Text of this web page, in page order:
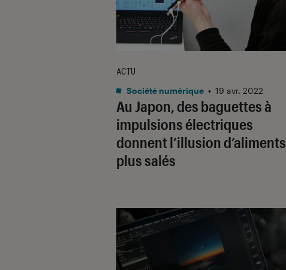
Au Japon, des baguettes à
impulsions électriques
donnent l’illusion d’aliments
plus salés
ACTU
Société numérique • 19 avr. 2022